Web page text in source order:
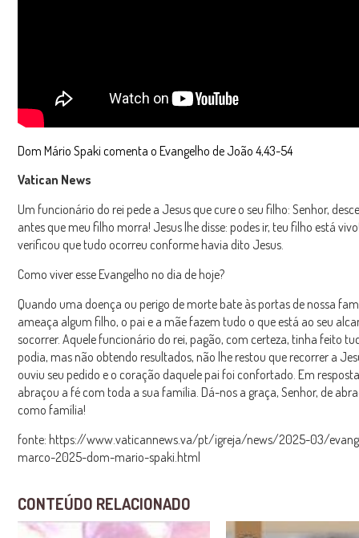
Dom Mário Spaki comenta o Evangelho de João 4,43-54
Vatican News
Um funcionário do rei pede a Jesus que cure o seu filho: Senhor,
antes que meu filho morra! Jesus lhe disse: podes ir, teu filho está
verificou que tudo ocorreu conforme havia dito Jesus.
Como viver esse Evangelho no dia de hoje?
Quando uma doença ou perigo de morte bate às portas de nossa
ameaça algum filho, o pai e a mãe fazem tudo o que está ao seu
socorrer. Aquele funcionário do rei, pagão, com certeza, tinha feito
podia, mas não obtendo resultados, não lhe restou que recorrer a
ouviu seu pedido e o coração daquele pai foi confortado. Em
abraçou a fé com toda a sua família. Dá-nos a graça, Senhor, de
como família!
fonte: https://www.vaticannews.va/pt/igreja/news/2025-03/
marco-2025-dom-mario-spaki.html
CONTEÚDO RELACIONADO